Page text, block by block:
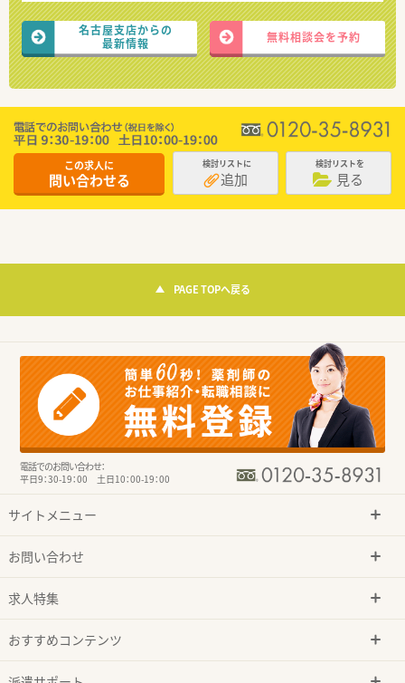
名古屋支店からの
最新情報
無料相談会を予約
この求人に
問い合わせる
検討リストに
追加
検討リストを
見る
PAGE TOPへ戻る
電話でのお問い合わせ：
平日9：30-19：00 土日10：00-19：00
サイトメニュー
お問い合わせ
求人特集
おすすめコンテンツ